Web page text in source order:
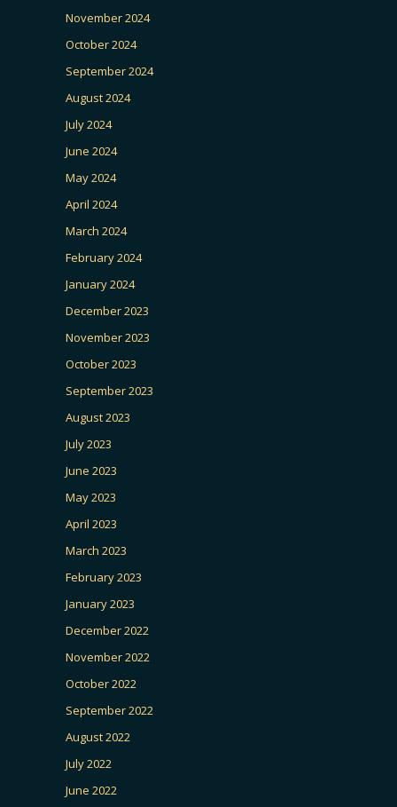
November 2024
October 2024
September 2024
August 2024
July 2024
June 2024
May 2024
April 2024
March 2024
February 2024
January 2024
December 2023
November 2023
October 2023
September 2023
August 2023
July 2023
June 2023
May 2023
April 2023
March 2023
February 2023
January 2023
December 2022
November 2022
October 2022
September 2022
August 2022
July 2022
June 2022